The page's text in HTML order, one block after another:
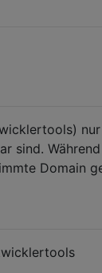
sind.
Domain